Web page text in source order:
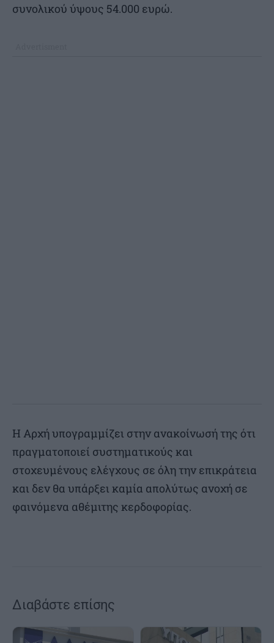
συνολικού ύψους 54.000 ευρώ.
Η Αρχή υπογραμμίζει στην ανακοίνωσή της ότι
πραγματοποιεί συστηματικούς και
στοχευμένους ελέγχους σε όλη την επικράτεια
και δεν θα υπάρξει καμία απολύτως ανοχή σε
φαινόμενα αθέμιτης κερδοφορίας.
Διαβάστε επίσης